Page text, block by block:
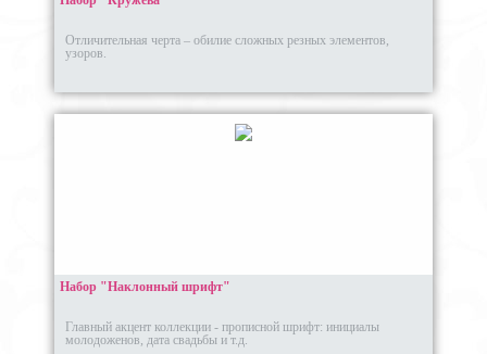
Отличительная черта – обилие сложных резных элементов,
узоров.
Набор "Наклонный шрифт"
Главный акцент коллекции - прописной шрифт: инициалы
молодоженов, дата свадьбы и т.д.